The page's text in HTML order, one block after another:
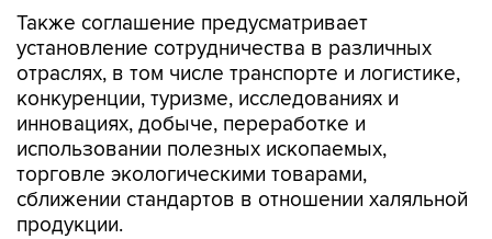
Также соглашение предусматривает
установление сотрудничества в различных
отраслях, в том числе транспорте и логистике,
конкуренции, туризме, исследованиях и
инновациях, добыче, переработке и
использовании полезных ископаемых,
торговле экологическими товарами,
сближении стандартов в отношении халяльной
продукции.